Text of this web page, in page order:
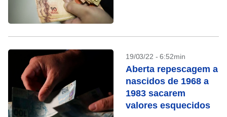
19/03/22 - 6:52min
Aberta repescagem a
nascidos de 1968 a
1983 sacarem
valores esquecidos